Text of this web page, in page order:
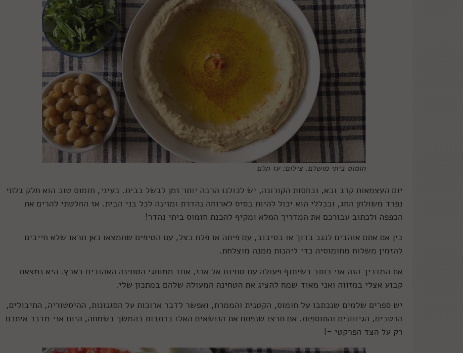
חומוס ביתי מושלם. צילום: עז תלם
יום העצמאות קרב ובא, ובחסות הקורונה, יש לכולנו הרבה יותר זמן לבשל בבית. בעיני, חומוס טוב הוא חלק בלתי
נפרד משולחן החג, ובכללי הוא יכול להיות בסיס לארוחה נהדרת ומזינה לכל בני הבית. אז החלטתי להרים את
הכפפה ולכתוב עבורכם את המדריך המלא ומקיף להכנת חומוס ביתי נהדר!
בין אם אתם אוהבים לנגב בדוך או בסיבוב, עם פיתה או פלח בצל, עם הטיפים שתמצאו כאן תראו שלא חייבים
להזמין משלוח מחומוסיה כדי ליהנות ממנה מוצלחת.
את המדריך הזה אני כותב בשיתוף פעולה עם טחינת אל ארז, אחד ממותגי הטחינה האהובים בארץ. היא נמצאת
קבוע אצלי במזווה ואני מאוד שמח להציג את הטחינה המעולה שלהם במתכון שלי.
יש ספרים שלמים שנכתבו על חומוס, הקטנית והממרח, ואפשר לדבר ארוכות על הסגנונות, ההיסטוריה, התיבולים,
הרטבים, הגיווונים והתוספות. אם תרצו שנפתח את הנושאים האלו בכתבות בהמשך בשמחה, היום אני מדבר איתכם
רק על הצד הפרקטי =]